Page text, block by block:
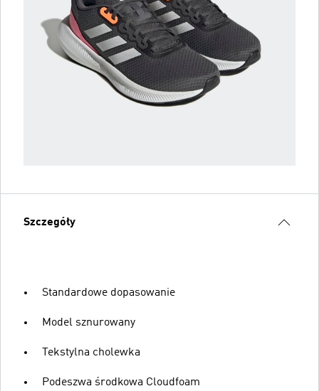
Szczegóły
Standardowe dopasowanie
Model sznurowany
Tekstylna cholewka
Podeszwa środkowa Cloudfoam